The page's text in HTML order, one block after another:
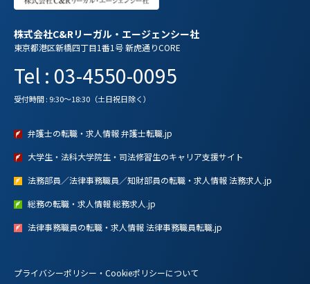
株式会社C&Rリーガル・エージェンシー社
東京都港区新橋四丁目1番1号 新虎通りCORE
Tel : 03-4550-0095
受付時間 : 9:30～18:30（土日祝日除く）
弁護士の転職・求人情報 弁護士転職.jp
大学生・法科大学院生・司法修習生のキャリア支援サイト
法務部員／法律事務職員／知財部員の転職・求人情報 法務求人.jp
総務の転職・求人情報 総務求人.jp
法律事務職員の転職・求人情報 法律事務職員転職.jp
プライバシーポリシー・Cookieポリシーについて